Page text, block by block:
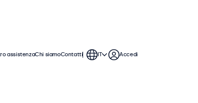
assistenzaChi siamoContatti IT Accedi